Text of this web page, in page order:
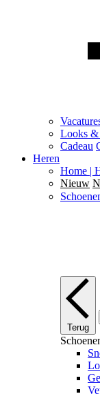
Looks &
Cadeau
Heren
Home |
Nieuw
Terug